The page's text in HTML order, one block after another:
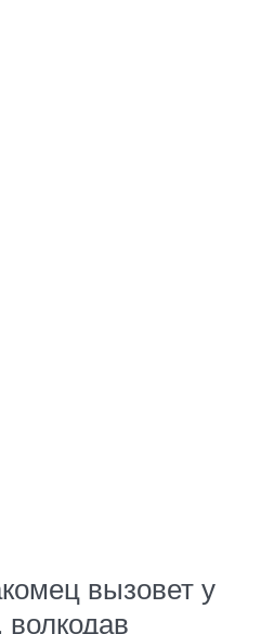
вызовет у
волкодав